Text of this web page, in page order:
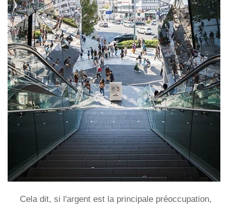
Cela dit, si l'argent est la principale préoccupation,